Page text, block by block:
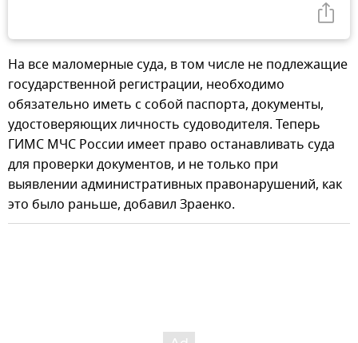
На все маломерные суда, в том числе не подлежащие
государственной регистрации, необходимо
обязательно иметь с собой паспорта, документы,
удостоверяющих личность судоводителя. Теперь
ГИМС МЧС России имеет право останавливать суда
для проверки документов, и не только при
выявлении административных правонарушений, как
это было раньше, добавил Зраенко.